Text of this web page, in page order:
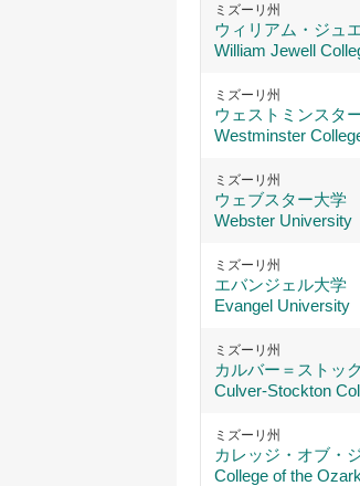
ミズーリ州
ウィリアム・ジュ
William Jewell
ミズーリ州
ウェストミンスタ
Westminster
ミズーリ州
ウェブスター大学
Webster University
ミズーリ州
エバンジェル大学
Evangel University
ミズーリ州
カルバー＝ストッ
Culver-Stockton
ミズーリ州
カレッジ・オブ・
College of the